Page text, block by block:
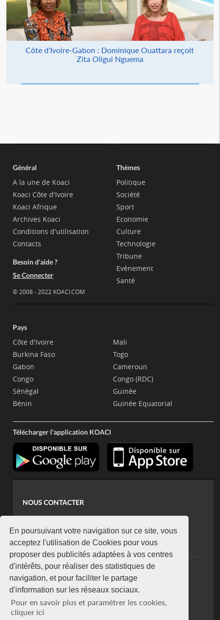
En poursuivant votre navigation sur ce site, vous
acceptez l'utilisation de Cookies pour vous
proposer des publicités adaptées à vos centres
d'intérêts, pour réaliser des statistiques de
navigation, et pour faciliter le partage
d'information sur les réseaux sociaux.
Pour en savoir plus et paramétrer les cookies,
cliquer ici
Côte d'Ivoire-Gabon : Dominique Ouattara reçoit
Zita Oligui Nguema
Général
A la une de Koaci
Koaci Côte d'Ivoire
Koaci Afrique
Archives Koaci
Conditions d'utilisation
Contacts
Besoin d'aide ?
Se Connecter
© 2008 - 2022 KOACI.COM
Thèmes
Politique
Société
Sport
Economie
Culture
Technologie
Tribune
Evènement
Santé
Pays
Côte d'Ivoire
Burkina Faso
Gabon
Congo
Sénégal
Bénin
Mali
Togo
Cameroun
Congo (RDC)
Guinée
Guinée Equatorial
Télécharger l'application KOACI
NOUS CONTACTER
koaci@yahoo.fr
+225 07 08 85 52 93
NEWSLETTER
Restez connecté via notre newsletter
S'abonner
Se désabonner